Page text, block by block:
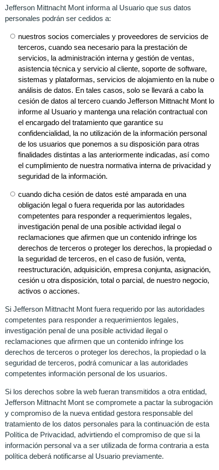
Jefferson Mittnacht Mont informa al Usuario que sus datos
personales podrán ser cedidos a:
nuestros socios comerciales y proveedores de servicios de
terceros, cuando sea necesario para la prestación de
servicios, la administración interna y gestión de ventas,
asistencia técnica y servicio al cliente, soporte de software,
sistemas y plataformas, servicios de alojamiento en la nube o
análisis de datos. En tales casos, solo se llevará a cabo la
cesión de datos al tercero cuando Jefferson Mittnacht Mont lo
informe al Usuario y mantenga una relación contractual con
el encargado del tratamiento que garantice su
confidencialidad, la no utilización de la información personal
de los usuarios que ponemos a su disposición para otras
finalidades distintas a las anteriormente indicadas, así como
el cumplimiento de nuestra normativa interna de privacidad y
seguridad de la información.
cuando dicha cesión de datos esté amparada en una
obligación legal o fuera requerida por las autoridades
competentes para responder a requerimientos legales,
investigación penal de una posible actividad ilegal o
reclamaciones que afirmen que un contenido infringe los
derechos de terceros o proteger los derechos, la propiedad o
la seguridad de terceros, en el caso de fusión, venta,
reestructuración, adquisición, empresa conjunta, asignación,
cesión u otra disposición, total o parcial, de nuestro negocio,
activos o acciones.
Si Jefferson Mittnacht Mont fuera requerido por las autoridades
competentes para responder a requerimientos legales,
investigación penal de una posible actividad ilegal o
reclamaciones que afirmen que un contenido infringe los
derechos de terceros o proteger los derechos, la propiedad o la
seguridad de terceros, podrá comunicar a las autoridades
competentes información personal de los usuarios.
Si los derechos sobre la web fueran transmitidos a otra entidad,
Jefferson Mittnacht Mont se compromete a pactar la subrogación
y compromiso de la nueva entidad gestora responsable del
tratamiento de los datos personales para la continuación de esta
Política de Privacidad, advirtiendo el compromiso de que si la
información personal va a ser utilizada de forma contraria a esta
política deberá notificarse al Usuario previamente.